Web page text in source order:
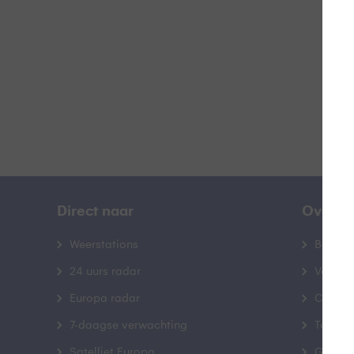
Direct naar
Weerstations
24 uurs radar
Europa radar
7-daagse verwachting
Over
Contact